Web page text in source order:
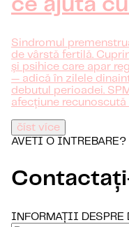
ce ajută
Sindromul
de vârstă fertilă.
și psihice care apar
— adică în zilele
debutul perioadei.
afecțiune recunoscută
číst více
AVETI O INTREBARE?
INFORMAȚII DESPRE